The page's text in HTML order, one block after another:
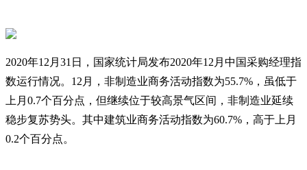
2020年12月31日，国家统计局发布2020年12月中国采购经理指
数运行情况。12月，非制造业商务活动指数为55.7%，虽低于
上月0.7个百分点，但继续位于较高景气区间，非制造业延续
稳步复苏势头。其中建筑业商务活动指数为60.7%，高于上月
0.2个百分点。